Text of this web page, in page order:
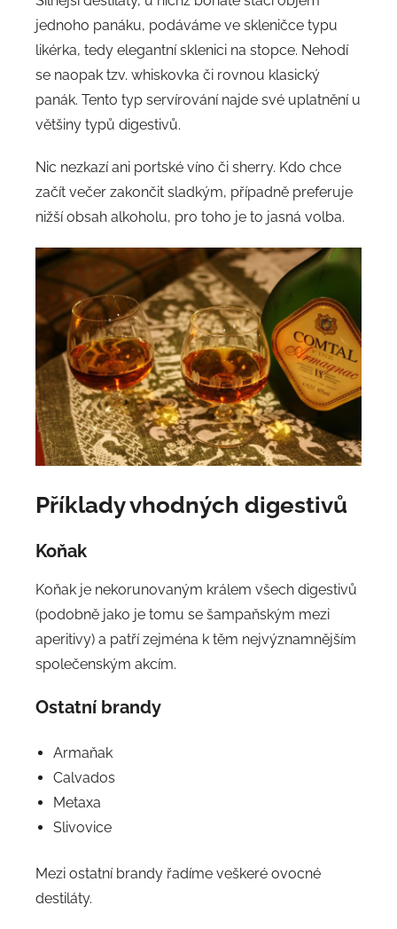
jednoho panáku, podáváme ve skleničce typu
likérka, tedy elegantní sklenici na stopce. Nehodí
se naopak tzv. whiskovka či rovnou klasický
panák. Tento typ servírování najde své uplatnění u
většiny typů digestivů.
Nic nezkazí ani portské víno či sherry. Kdo chce
začít večer zakončit sladkým, případně preferuje
nižší obsah alkoholu, pro toho je to jasná volba.
Příklady vhodných digestivů
Koňak
Koňak je nekorunovaným králem všech digestivů
(podobně jako je tomu se šampaňským mezi
aperitivy) a patří zejména k těm nejvýznamnějším
společenským akcím.
Ostatní brandy
Armaňak
Calvados
Metaxa
Slivovice
Mezi ostatní brandy řadíme veškeré ovocné
destiláty.